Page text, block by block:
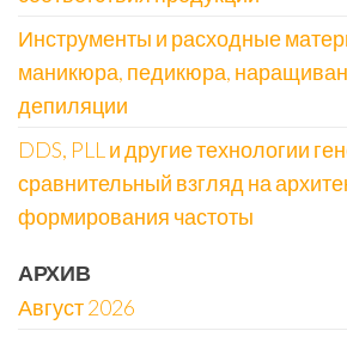
Инструменты и расходные
маникюра, педикюра,
депиляции
DDS, PLL и другие технологии
сравнительный взгляд на
формирования частоты
АРХИВ
Август 2026